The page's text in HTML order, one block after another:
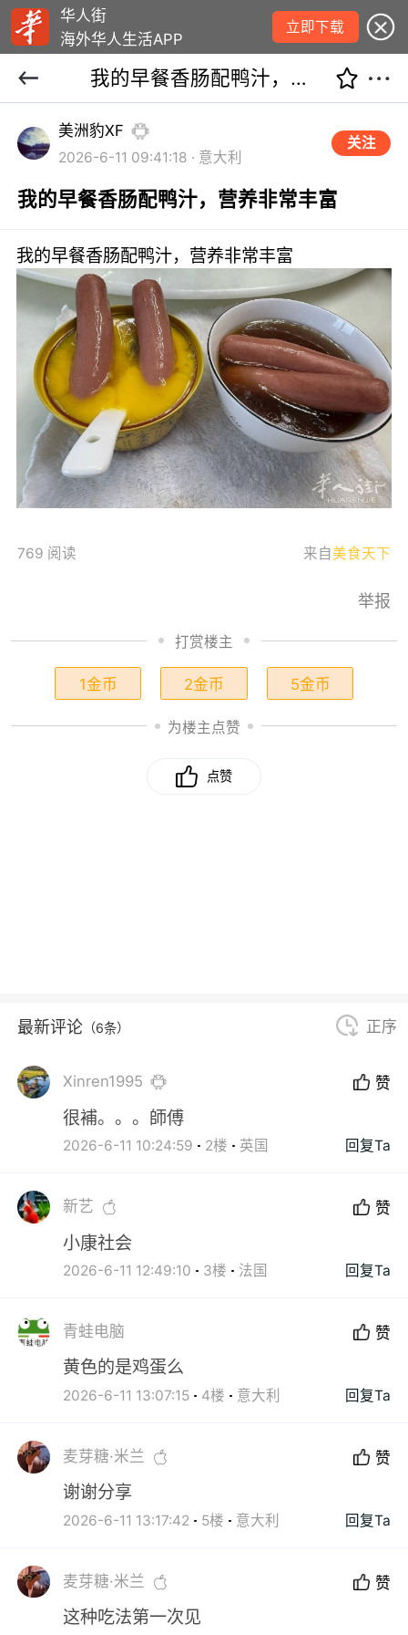
华人街
海外华人生活APP
立即下载
我的早餐香肠配鸭汁，营养非常丰富
美洲豹XF
2026-6-11 09:41:18 · 意大利
关注
我的早餐香肠配鸭汁，营养非常丰富
我的早餐香肠配鸭汁，营养非常丰富
769 阅读 来自美食天下
举报
打赏楼主
1金币 2金币 5金币
为楼主点赞
点赞
最新评论 （6条） 正序
Xinren1995 赞
很補。。。師傅
2026-6-11 10:24:59 2楼 英国 回复Ta
新艺 赞
小康社会
2026-6-11 12:49:10 3楼 法国 回复Ta
青蛙电脑 赞
黄色的是鸡蛋么
2026-6-11 13:07:15 4楼 意大利 回复Ta
麦芽糖·米兰 赞
谢谢分享
2026-6-11 13:17:42 5楼 意大利 回复Ta
麦芽糖·米兰 赞
这种吃法第一次见